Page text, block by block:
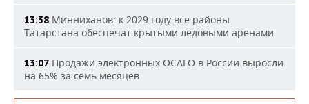
13:38 Минниханов: к 2029 году все районы
Татарстана обеспечат крытыми ледовыми аренами
13:07 Продажи электронных ОСАГО в России выросли
на 65% за семь месяцев